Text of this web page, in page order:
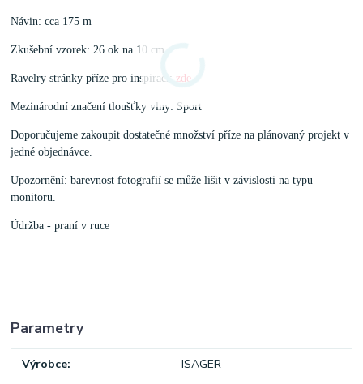
Návin: cca 175 m
Zkušební vzorek: 26 ok na 10 cm
Ravelry stránky příze pro inspiraci: zde
Mezinárodní značení tloušťky vlny: Sport
Doporučujeme zakoupit dostatečné množství příze na plánovaný projekt v
jedné objednávce.
Upozornění: barevnost fotografií se může lišit v závislosti na typu
monitoru.
Údržba - praní v ruce
Parametry
Výrobce ISAGER